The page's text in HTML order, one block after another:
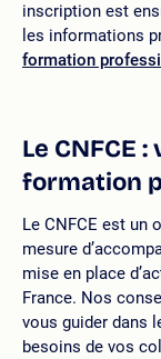
inscription est
les informations
formation
Le CNFCE
formation
Le CNFCE est un
mesure
mise en place
France. Nos
vous guider dans
besoins de vos